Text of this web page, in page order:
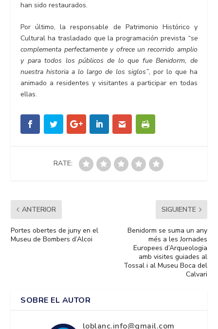
han sido restaurados.
Por último, la responsable de Patrimonio Histórico y
Cultural ha trasladado que la programación prevista “se
complementa perfectamente y ofrece un recorrido amplio
y para todos los públicos de lo que fue Benidorm, de
nuestra historia a lo largo de los siglos”, por lo que ha
animado a residentes y visitantes a participar en todas
ellas.
RATE:
ANTERIOR
Portes obertes de juny en el
Museu de Bombers d’Alcoi
SIGUIENTE
Benidorm se suma un any
més a les Jornades
Europees d’Arqueologia
amb visites guiades al
Tossal i al Museu Boca del
Calvari
SOBRE EL AUTOR
loblanc.info@gmail.com